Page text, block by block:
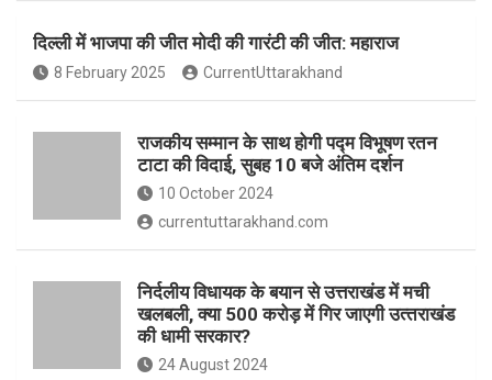
ce
b
o
o
at
s
A
p
p
e
दिल्ली में भाजपा की जीत मोदी की गारंटी की जीत: महाराज
8 February 2025 CurrentUttarakhand
राजकीय सम्मान के साथ होगी पद्म विभूषण रतन
टाटा की विदाई, सुबह 10 बजे अंतिम दर्शन
10 October 2024
currentuttarakhand.com
निर्दलीय विधायक के बयान से उत्तराखंड में मची
खलबली, क्‍या 500 करोड़ में गिर जाएगी उत्‍तराखंड
की धामी सरकार?
24 August 2024